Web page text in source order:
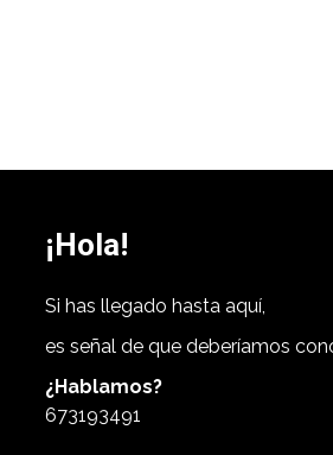
¡Hola!
Si has llegado hasta aquí,
es señal de que deberíamos
¿Hablamos?
673193491